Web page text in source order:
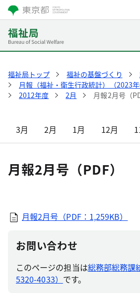
福祉局トップ 福祉の基盤づくり
月報（福祉・衛生行政統計）（2023年
2012年度
2月 月報2月号（
3月 2月 1月 12月
月報2月号（PDF）
月報2月号（PDF：1,259KB）
お問い合わせ
このページの担当は総務部総務課
5320-4033） です。